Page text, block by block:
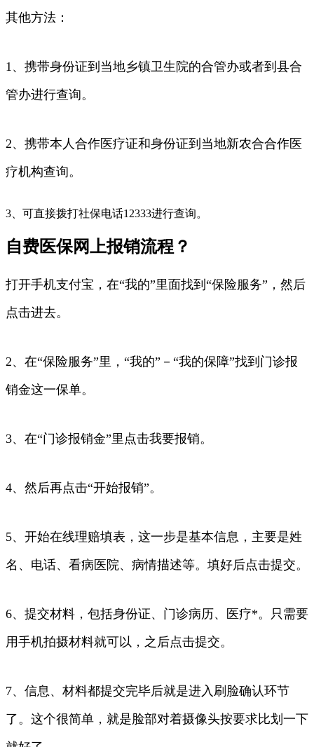
其他方法：
1、携带身份证到当地乡镇卫生院的合管办或者到县合
管办进行查询。
2、携带本人合作医疗证和身份证到当地新农合合作医
疗机构查询。
3、可直接拨打社保电话12333进行查询。
自费医保网上报销流程？
打开手机支付宝，在“我的”里面找到“保险服务”，然后
点击进去。
2、在“保险服务”里，“我的”－“我的保障”找到门诊报
销金这一保单。
3、在“门诊报销金”里点击我要报销。
4、然后再点击“开始报销”。
5、开始在线理赔填表，这一步是基本信息，主要是姓
名、电话、看病医院、病情描述等。填好后点击提交。
6、提交材料，包括身份证、门诊病历、医疗*。只需要
用手机拍摄材料就可以，之后点击提交。
7、信息、材料都提交完毕后就是进入刷脸确认环节
了。这个很简单，就是脸部对着摄像头按要求比划一下